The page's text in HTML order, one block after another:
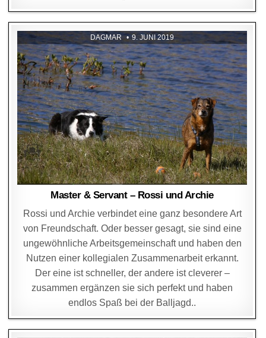
DAGMAR 9. JUNI 2019
Master & Servant – Rossi und Archie
Rossi und Archie verbindet eine ganz besondere Art
von Freundschaft. Oder besser gesagt, sie sind eine
ungewöhnliche Arbeitsgemeinschaft und haben den
Nutzen einer kollegialen Zusammenarbeit erkannt.
Der eine ist schneller, der andere ist cleverer –
zusammen ergänzen sie sich perfekt und haben
endlos Spaß bei der Balljagd..